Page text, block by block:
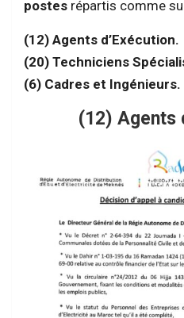
postes répartis comme
(12) Agents d’Exécution.
(20) Techniciens
(6) Cadres et Ingénieurs.
(12) Agents